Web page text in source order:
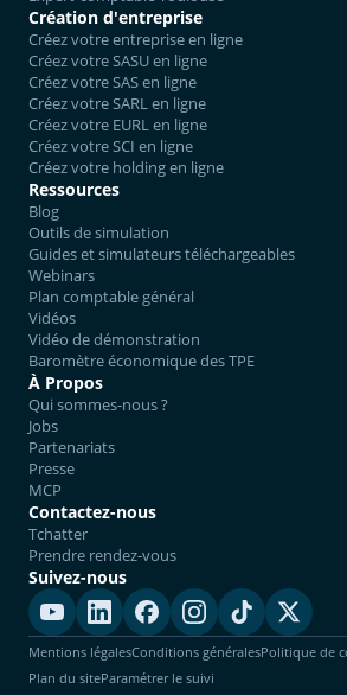
Création d'entreprise
Créez votre entreprise en ligne
Créez votre SASU en ligne
Créez votre SAS en ligne
Créez votre SARL en ligne
Créez votre EURL en ligne
Créez votre SCI en ligne
Créez votre holding en ligne
Ressources
Blog
Outils de simulation
Guides et simulateurs téléchargeables
Webinars
Plan comptable général
Vidéos
Vidéo de démonstration
Baromètre économique des TPE
À Propos
Qui sommes-nous ?
Jobs
Partenariats
Presse
MCP
Contactez-nous
Tchatter
Prendre rendez-vous
Suivez-nous
Mentions légalesConditions généralesPolitique de
Plan du siteParamétrer le suivi